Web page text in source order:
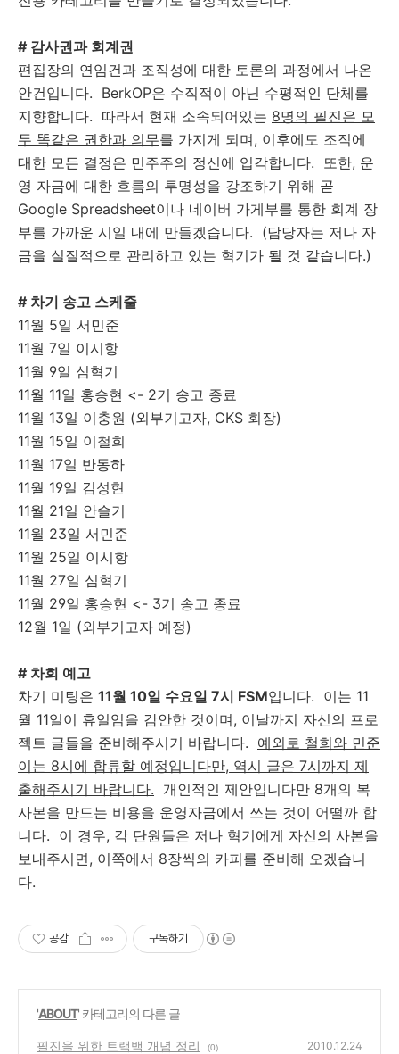
# 감사권과 회계권
편집장의 연임건과 조직성에 대한 토론의 과정에서 나온
안건입니다. BerkOP은 수직적이 아닌 수평적인 단체를
지향합니다. 따라서 현재 소속되어있는 8명의 필진은 모
두 똑같은 권한과 의무를 가지게 되며, 이후에도 조직에
대한 모든 결정은 민주주의 정신에 입각합니다. 또한, 운
영 자금에 대한 흐름의 투명성을 강조하기 위해 곧
Google Spreadsheet이나 네이버 가게부를 통한 회계 장
부를 가까운 시일 내에 만들겠습니다. (담당자는 저나 자
금을 실질적으로 관리하고 있는 혁기가 될 것 같습니다.)
# 차기 송고 스케줄
11월 5일 서민준
11월 7일 이시항
11월 9일 심혁기
11월 11일 홍승현 <- 2기 송고 종료
11월 13일 이충원 (외부기고자, CKS 회장)
11월 15일 이철희
11월 17일 반동하
11월 19일 김성현
11월 21일 안슬기
11월 23일 서민준
11월 25일 이시항
11월 27일 심혁기
11월 29일 홍승현 <- 3기 송고 종료
12월 1일 (외부기고자 예정)
# 차회 예고
차기 미팅은 11월 10일 수요일 7시 FSM입니다. 이는 11
월 11일이 휴일임을 감안한 것이며, 이날까지 자신의 프로
젝트 글들을 준비해주시기 바랍니다. 예외로 철희와 민준
이는 8시에 합류할 예정입니다만, 역시 글은 7시까지 제
출해주시기 바랍니다. 개인적인 제안입니다만 8개의 복
사본을 만드는 비용을 운영자금에서 쓰는 것이 어떨까 합
니다. 이 경우, 각 단원들은 저나 혁기에게 자신의 사본을
보내주시면, 이쪽에서 8장씩의 카피를 준비해 오겠습니
다.
공감 구독하기
'ABOUT' 카테고리의 다른 글
필진을 위한 트랙백 개념 정리 (0) 2010.12.24